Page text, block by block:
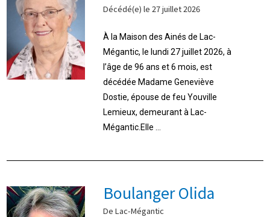
Décédé(e) le 27 juillet 2026
À la Maison des Ainés de Lac-
Mégantic, le lundi 27 juillet 2026, à
l’âge de 96 ans et 6 mois, est
décédée Madame Geneviève
Dostie, épouse de feu Youville
Lemieux, demeurant à Lac-
Mégantic.Elle ...
Boulanger Olida
De Lac-Mégantic